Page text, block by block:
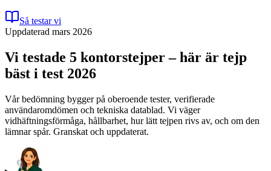
Så testar vi
Uppdaterad mars 2026
Vi testade 5 kontorstejper – här är tejp
bäst i test 2026
Vår bedömning bygger på oberoende tester, verifierade
användaromdömen och tekniska datablad. Vi väger
vidhäftningsförmåga, hållbarhet, hur lätt tejpen rivs av, och om den
lämnar spår. Granskat och uppdaterat.